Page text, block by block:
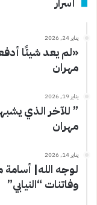
يناير 24, 2026
«لم يعد شيئًا
مهران
يناير 19, 2026
” للآخر الذي
مهران
يناير 14, 2026
لوجه الله|
وفاتنات “النيابي”